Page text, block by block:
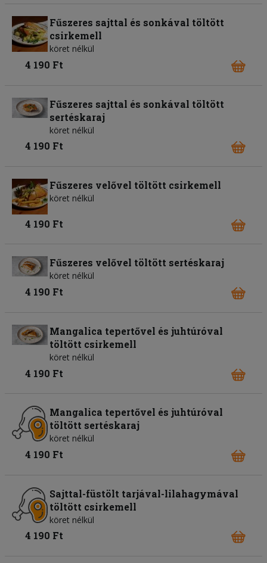
Fűszeres sajttal és sonkával töltött
csirkemell
köret nélkül
4 190 Ft
Fűszeres sajttal és sonkával töltött
sertéskaraj
köret nélkül
4 190 Ft
Fűszeres velővel töltött csirkemell
köret nélkül
4 190 Ft
Fűszeres velővel töltött sertéskaraj
köret nélkül
4 190 Ft
Mangalica tepertővel és juhtúróval
töltött csirkemell
köret nélkül
4 190 Ft
Mangalica tepertővel és juhtúróval
töltött sertéskaraj
köret nélkül
4 190 Ft
Sajttal-füstölt tarjával-lilahagymával
töltött csirkemell
köret nélkül
4 190 Ft